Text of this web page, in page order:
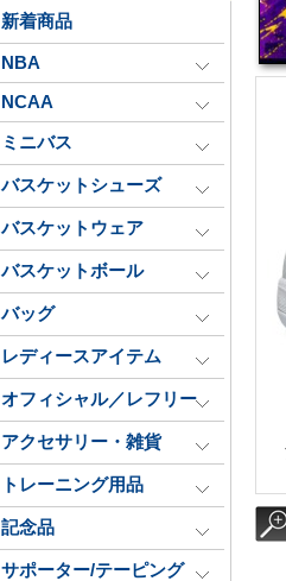
新着商品
NBA
NCAA
ミニバス
バスケットシューズ
バスケットウェア
バスケットボール
バッグ
レディースアイテム
オフィシャル／レフリー
アクセサリー・雑貨
トレーニング用品
記念品
サポーター/テーピング